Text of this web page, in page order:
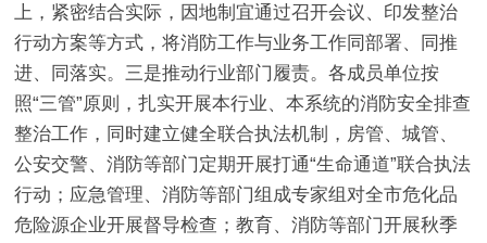
上，紧密结合实际，因地制宜通过召开会议、印发整治
行动方案等方式，将消防工作与业务工作同部署、同推
进、同落实。 三是推动行业部门履责。各成员单位按
照“三管”原则，扎实开展本行业、本系统的消防安全排查
整治工作，同时建立健全联合执法机制，房管、城管、
公安交警、消防等部门定期开展打通“生命通道”联合执法
行动；应急管理、消防等部门组成专家组对全市危化品
危险源企业开展督导检查；教育、消防等部门开展秋季